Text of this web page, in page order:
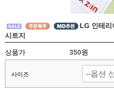
LG 인테리
시트지
상품가 350원
사이즈